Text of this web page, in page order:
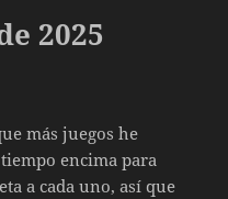
2025
más juegos he
encima para
a cada uno, así que